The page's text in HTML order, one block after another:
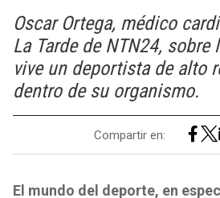
Oscar Ortega, médico
La Tarde de NTN24,
vive un deportista de alto
dentro de su organismo.
Compartir en:
El mundo del deporte, en